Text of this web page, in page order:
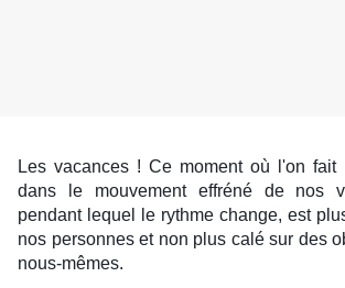
Les vacances ! Ce moment où l'on fait
dans le mouvement effréné de nos
pendant lequel le rythme change, est
nos personnes et non plus calé sur des
nous-mêmes.